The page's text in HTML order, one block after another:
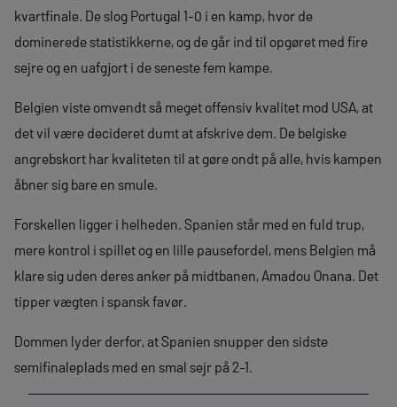
kvartfinale. De slog Portugal 1-0 i en kamp, hvor de
dominerede statistikkerne, og de går ind til opgøret med fire
sejre og en uafgjort i de seneste fem kampe.
Belgien viste omvendt så meget offensiv kvalitet mod USA, at
det vil være decideret dumt at afskrive dem. De belgiske
angrebskort har kvaliteten til at gøre ondt på alle, hvis kampen
åbner sig bare en smule.
Forskellen ligger i helheden. Spanien står med en fuld trup,
mere kontrol i spillet og en lille pausefordel, mens Belgien må
klare sig uden deres anker på midtbanen, Amadou Onana. Det
tipper vægten i spansk favør.
Dommen lyder derfor, at Spanien snupper den sidste
semifinaleplads med en smal sejr på 2-1.